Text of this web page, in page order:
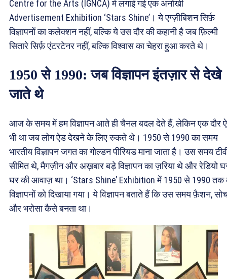
Centre for the Arts (IGNCA) में लगाई गई एक अनोखी
Advertisement Exhibition ‘Stars Shine’। ये एग्ज़ीबिशन सिर्फ़
विज्ञापनों का कलेक्शन नहीं, बल्कि ये उस दौर की कहानी है जब फ़िल्मी
सितारे सिर्फ़ एंटरटेनर नहीं, बल्कि विश्वास का चेहरा हुआ करते थे।
1950 से 1990: जब विज्ञापन इंतज़ार से देखे
जाते थे
आज के समय में हम विज्ञापन आते ही चैनल बदल देते हैं, लेकिन एक दौर
भी था जब लोग ऐड देखने के लिए रुकते थे। 1950 से 1990 का समय
भारतीय विज्ञापन जगत का गोल्डन पीरियड माना जाता है। उस समय
सीमित थे, मैगज़ीन और अख़बार बड़े विज्ञापन का ज़रिया थे और रेडियो
घर की आवाज़ था। ‘Stars Shine’ Exhibition में 1950 से 1990
विज्ञापनों को दिखाया गया। ये विज्ञापन बताते हैं कि उस समय फ़ैशन,
और भरोसा कैसे बनता था।